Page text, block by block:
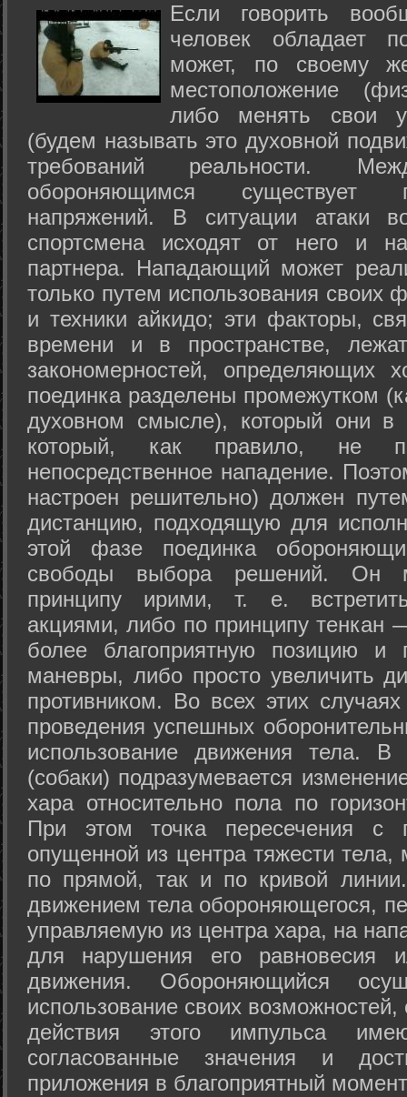
Если говорить
человек обладает
может, по своему
местоположение
либо менять свои
(будем называть это духовной
требований реальности.
обороняющимся существует
напряжений. В ситуации атаки
спортсмена исходят от него и
партнера. Нападающий может
только путем использования своих
и техники айкидо; эти факторы,
времени и в пространстве,
закономерностей, определяющих
поединка разделены промежутком
духовном смысле), который они в
который, как правило, не
непосредственное нападение.
настроен решительно) должен
дистанцию, подходящую для
этой фазе поединка
свободы выбора решений. Он
принципу ирими, т. е.
акциями, либо по принципу тенкан
более благоприятную позицию и
маневры, либо просто увеличить
противником. Во всех этих
проведения успешных
использование движения тела.
(собаки) подразумевается
хара относительно пола по
При этом точка пересечения с
опущенной из центра тяжести
по прямой, так и по кривой
движением тела обороняющегося,
управляемую из центра хара, на
для нарушения его равновесия
движения. Обороняющийся
использование своих
действия этого импульса
согласованные значения и
приложения в благоприятный